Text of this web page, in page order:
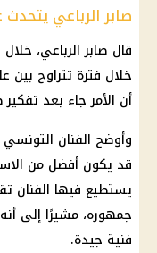
صابر الرباعي
قال صابر الرباعي،
خلال فترة تتراوح
أن الأمر جاء بعد
وأوضح الفنان
قد يكون أفضل من
يستطيع فيها الفنان
جمهوره، مشيرًا إلى
فنية جيدة.